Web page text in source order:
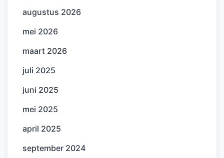
augustus 2026
mei 2026
maart 2026
juli 2025
juni 2025
mei 2025
april 2025
september 2024